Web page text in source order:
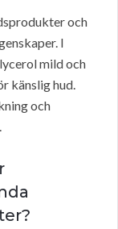
och
I
mild och
känslig hud.
och